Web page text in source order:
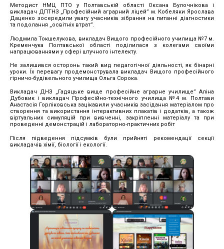
Методист НМЦ ПТО у Полтавській області Оксана Булочнікова і
викладач ДПТНЗ „Професійний аграрний ліцей” м. Кобеляки Ярослава
Даценко зосередили увагу учасників зібрання на питанні діагностики
та подолання „освітніх втрат”.
Людмила Токшелукова, викладач Вищого професійного училища №7 м.
Кременчука Полтавської області поділилася з колегами своїми
напрацюваннями у сфері штучного інтелекту.
Не залишився осторонь такий вид педагогічної діяльності, як бінарні
уроки. Їх перевагу продемонструвала викладач Вищого професійного
гірничо-будівельного училища Ольга Сорока.
Викладач ДНЗ „Гадяцьке вище професійне аграрне училище” Аліна
Дубовик і викладач Професійно-технічного училища №4 м. Полтави
Анастасія Горліковська зацікавили учасників засідання матеріалом про
створення та використання інтерактивних плакатів і додатків, а також
віртуальних симуляцій при вивченні, закріпленні матеріалу та при
проведенні демонстрацій і лабораторно-практичних робіт
Після підведення підсумків були прийняті рекомендації секції
викладачів хімії, біології і екології.